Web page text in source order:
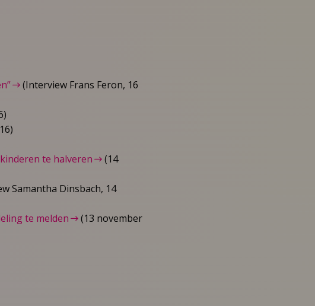
(Interview Frans Feron, 16
te halveren
(14
Samantha Dinsbach, 14
te melden
(13 november